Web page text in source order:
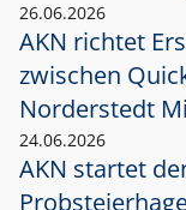
26.06.2026
AKN richtet
zwischen
Norderstedt
24.06.2026
AKN startet